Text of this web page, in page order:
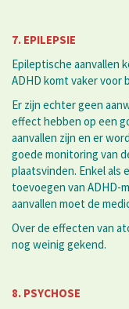
7. EPILEPSIE
Epileptische aanvallen
ADHD komt vaker voor
Er zijn echter geen
effect hebben op een
aanvallen zijn en er
goede monitoring van
plaatsvinden. Enkel als
toevoegen van ADHD-
aanvallen moet de
Over de effecten van
nog weinig gekend.
8. PSYCHOSE